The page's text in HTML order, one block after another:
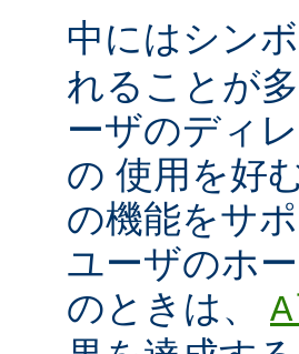
中にはシン
れることが
ーザのディ
の 使用を好
の機能をサ
ユーザのホ
のときは、